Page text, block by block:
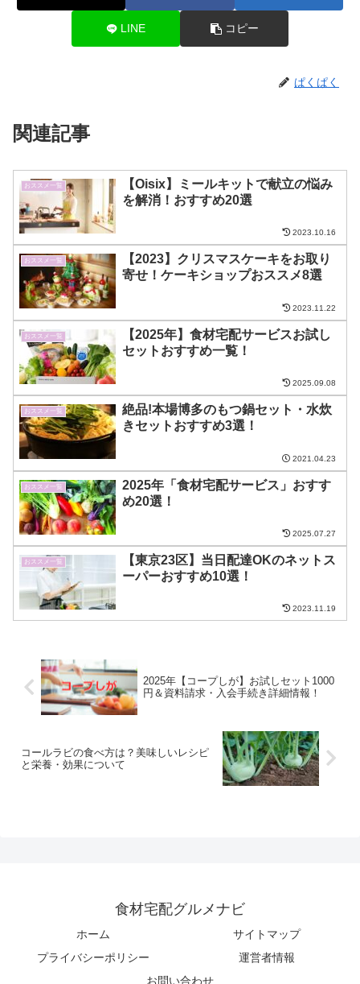
LINE コピー
ぱくぱく
関連記事
おススメ一覧
【Oisix】ミールキットで献立の悩み
を解消！おすすめ20選
2023.10.16
おススメ一覧
【2023】クリスマスケーキをお取り
寄せ！ケーキショップおススメ8選
2023.11.22
おススメ一覧
【2025年】食材宅配サービスお試し
セットおすすめ一覧！
2025.09.08
おススメ一覧
絶品!本場博多のもつ鍋セット・水炊
きセットおすすめ3選！
2021.04.23
おススメ一覧
2025年「食材宅配サービス」おすす
め20選！
2025.07.27
おススメ一覧
【東京23区】当日配達OKのネットス
ーパーおすすめ10選！
2023.11.19
2025年【コープしが】お試しセット1000
円＆資料請求・入会手続き詳細情報！
コールラビの食べ方は？美味しいレシピ
と栄養・効果について
食材宅配グルメナビ
ホーム
サイトマップ
プライバシーポリシー
運営者情報
お問い合わせ